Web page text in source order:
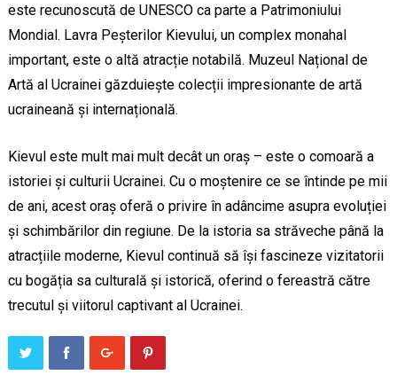
este recunoscută de UNESCO ca parte a Patrimoniului
Mondial. Lavra Peșterilor Kievului, un complex monahal
important, este o altă atracție notabilă. Muzeul Național de
Artă al Ucrainei găzduiește colecții impresionante de artă
ucraineană și internațională.
Kievul este mult mai mult decât un oraș – este o comoară a
istoriei și culturii Ucrainei. Cu o moștenire ce se întinde pe mii
de ani, acest oraș oferă o privire în adâncime asupra evoluției
și schimbărilor din regiune. De la istoria sa străveche până la
atracțiile moderne, Kievul continuă să își fascineze vizitatorii
cu bogăția sa culturală și istorică, oferind o fereastră către
trecutul și viitorul captivant al Ucrainei.